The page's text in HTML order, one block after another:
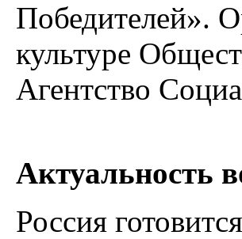
Победителей».
культуре
Агентство
Актуальность
Россия